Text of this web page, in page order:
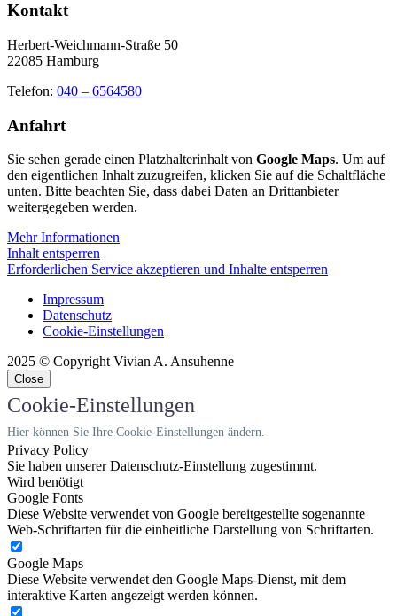
Kontakt
Herbert-Weichmann-Straße 50
22085 Hamburg
Telefon: 040 – 6564580
Anfahrt
Sie sehen gerade einen Platzhalterinhalt von Google Maps. Um auf
den eigentlichen Inhalt zuzugreifen, klicken Sie auf die Schaltfläche
unten. Bitte beachten Sie, dass dabei Daten an Drittanbieter
weitergegeben werden.
Mehr Informationen
Inhalt entsperren
Erforderlichen Service akzeptieren und Inhalte entsperren
Impressum
Datenschutz
Cookie-Einstellungen
2025 © Copyright Vivian A. Ansuhenne
Close
Cookie-Einstellungen
Hier können Sie Ihre Cookie-Einstellungen ändern.
Privacy Policy
Sie haben unserer Datenschutz-Einstellung zugestimmt.
Wird benötigt
Google Fonts
Diese Website verwendet von Google bereitgestellte sogenannte
Web-Schriftarten für die einheitliche Darstellung von Schriftarten.
Google Maps
Diese Website verwendet den Google Maps-Dienst, mit dem
interaktive Karten angezeigt werden können.